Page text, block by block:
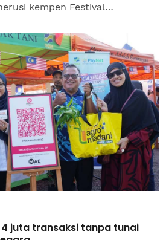
kempen Festival
RM6.7 juta...
4 juta transaksi tanpa tunai